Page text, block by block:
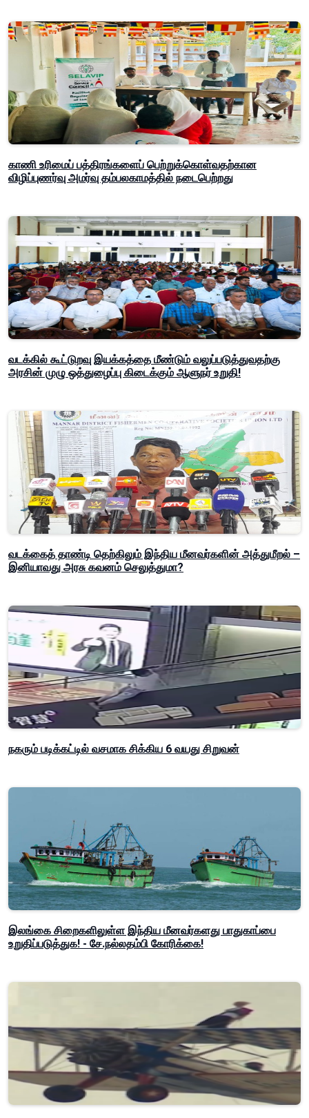
காணி உரிமைப் பத்திரங்களைப் பெற்றுக்கொள்வதற்கான
விழிப்புணர்வு அமர்வு தம்பலகாமத்தில் நடைபெற்றது
வடக்கில் கூட்டுறவு இயக்கத்தை மீண்டும் வலுப்படுத்துவதற்கு
அரசின் முழு ஒத்துழைப்பு கிடைக்கும் ஆளுநர் உறுதி!
வடக்கைத் தாண்டி தெற்கிலும் இந்திய மீனவர்களின் அத்துமீறல் –
இனியாவது அரசு கவனம் செலுத்துமா?
நகரும் படிக்கட்டில் வசமாக சிக்கிய 6 வயது சிறுவன்
இலங்கை சிறைகளிலுள்ள இந்திய மீனவர்களது பாதுகாப்பை
உறுதிப்படுத்துக! - சே.நல்லதம்பி கோரிக்கை!